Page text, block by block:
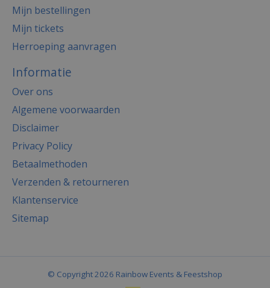
Mijn bestellingen
Mijn tickets
Herroeping aanvragen
Informatie
Over ons
Algemene voorwaarden
Disclaimer
Privacy Policy
Betaalmethoden
Verzenden & retourneren
Klantenservice
Sitemap
© Copyright 2026 Rainbow Events & Feestshop